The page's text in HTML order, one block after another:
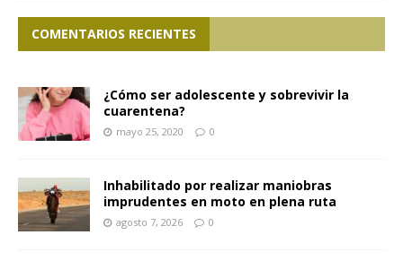
COMENTARIOS RECIENTES
¿Cómo ser adolescente y sobrevivir la
cuarentena?
mayo 25, 2020 0
Inhabilitado por realizar maniobras
imprudentes en moto en plena ruta
agosto 7, 2026 0